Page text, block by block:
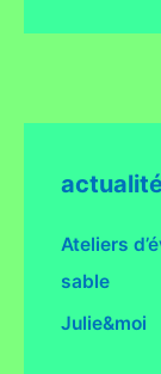
Ateliers
sable
Julie&moi